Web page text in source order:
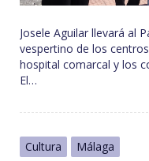
Josele Aguilar llevará al
vespertino de los
hospital comarcal y los
El…
Cultura Málaga